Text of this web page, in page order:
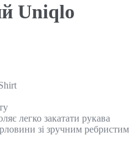
Uniqlo
легко закатати рукава
зі зручним ребристим